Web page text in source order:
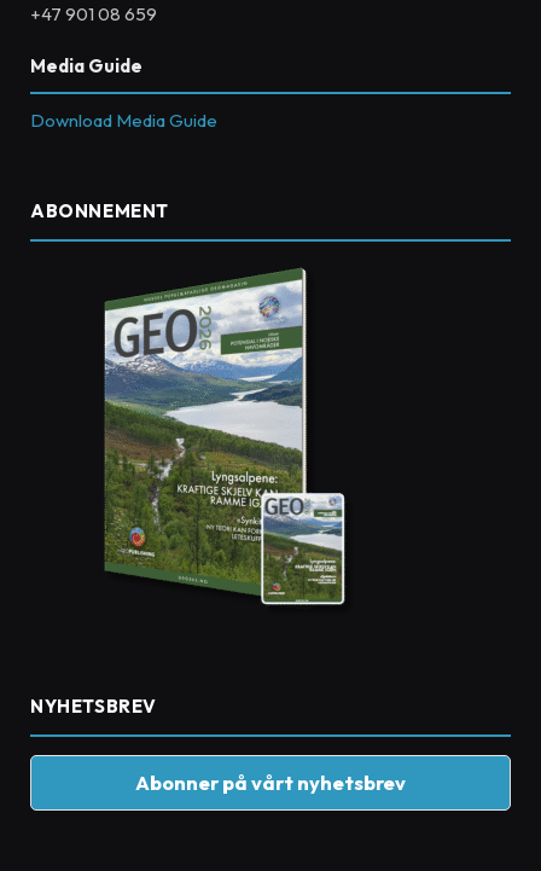
+47 901 08 659
Media Guide
Download Media Guide
ABONNEMENT
NYHETSBREV
Abonner på vårt nyhetsbrev